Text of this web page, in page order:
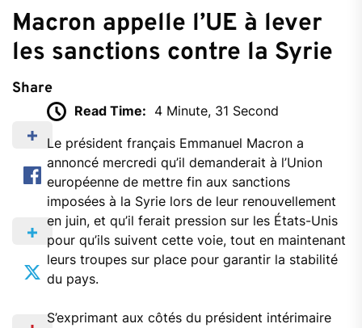
Macron appelle l’UE à lever
les sanctions contre la Syrie
Share
Read Time: 4 Minute, 31 Second
Le président français Emmanuel Macron a
annoncé mercredi qu’il demanderait à l’Union
européenne de mettre fin aux sanctions
imposées à la Syrie lors de leur renouvellement
en juin, et qu’il ferait pression sur les États-Unis
pour qu’ils suivent cette voie, tout en maintenant
leurs troupes sur place pour garantir la stabilité
du pays.
S’exprimant aux côtés du président intérimaire